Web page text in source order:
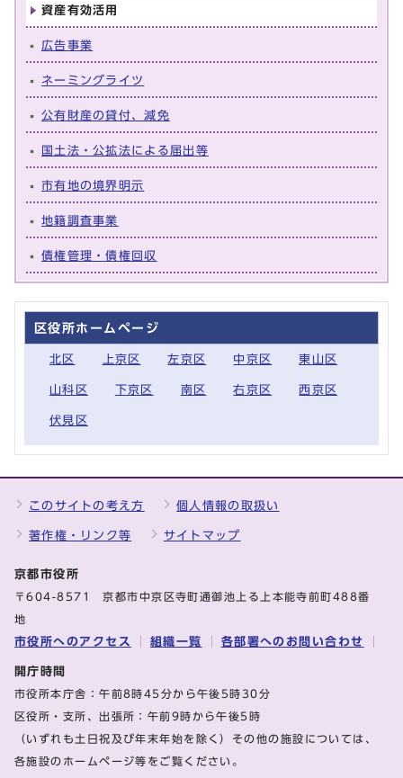
資産有効活用
広告事業
ネーミングライツ
公有財産の貸付、減免
国土法・公拡法による届出等
市有地の境界明示
地籍調査事業
債権管理・債権回収
区役所ホームページ
北区 上京区 左京区 中京区 東山区
山科区 下京区 南区 右京区 西京区
伏見区
このサイトの考え方 個人情報の取扱い
著作権・リンク等 サイトマップ
京都市役所
〒604-8571 京都市中京区寺町通御池上る上本能寺前町488番
地
市役所へのアクセス 組織一覧 各部署へのお問い合わせ
開庁時間
市役所本庁舎：午前8時45分から午後5時30分
区役所・支所、出張所：午前9時から午後5時
（いずれも土日祝及び年末年始を除く）その他の施設については、
各施設のホームページ等をご覧ください。